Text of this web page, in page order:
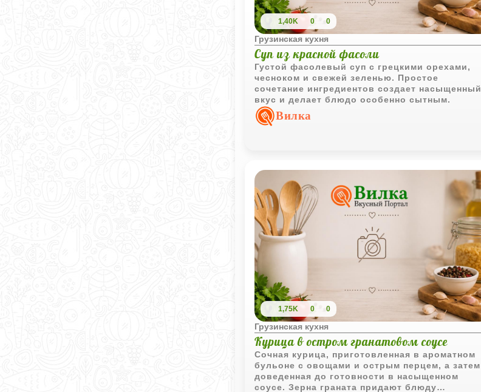
1,40K 0 0
Грузинская кухня
Суп из красной фасоли
Густой фасолевый суп с грецкими орехами,
чесноком и свежей зеленью. Простое
сочетание ингредиентов создает насыщенный
вкус и делает блюдо особенно сытным.
Вилка
1,75K 0 0
Грузинская кухня
Курица в остром гранатовом соусе
Сочная курица, приготовленная в ароматном
бульоне с овощами и острым перцем, а затем
доведенная до готовности в насыщенном
соусе. Зерна граната придают блюду